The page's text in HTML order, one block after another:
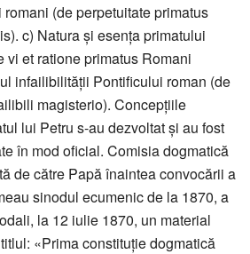
(de perpetuitate primatus
c) Natura și esența primatului
vi et ratione primatus Romani
infailibilității Pontificului roman (de
magisterio). Concepțiile
lui Petru s-au dezvoltat și au fost
în mod oficial. Comisia dogmatică
de către Papă înaintea convocării a
sinodul ecumenic de la 1870, a
la 12 iulie 1870, un material
«Prima constituție dogmatică